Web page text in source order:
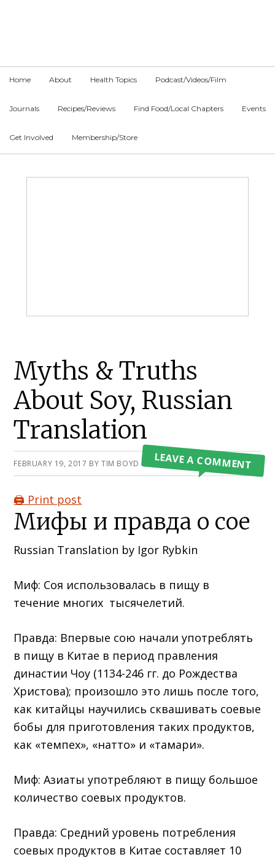
Home About Health Topics Podcast/Videos/Film
Journals Recipes/Reviews Find Food/Local Chapters Events
Get Involved Membership/Store
Main
Myths & Truths
About Soy, Russian
Translation
FEBRUARY 19, 2017 BY TIM BOYD LEAVE A COMMENT
🖨️ Print post
Мифы и правда о сое
Russian Translation by Igor Rybkin
Миф: Соя использовалась в пищу в
течение многих тысячелетий.
Правда: Впервые сою начали употреблять
в пищу в Китае в период правления
династии Чоу (1134-246 гг. до Рождества
Христова); произошло это лишь после того,
как китайцы научились сквашивать соевые
бобы для приготовления таких продуктов,
как «темпех», «натто» и «тамари».
Миф: Азиаты употребляют в пищу большое
количество соевых продуктов.
Правда: Средний уровень потребления
соевых продуктов в Китае составляет 10
Primary
Sidebar